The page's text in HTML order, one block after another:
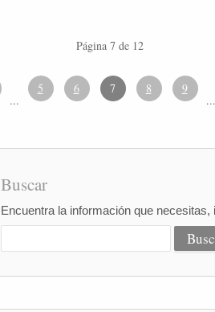
Página 7 de 12
...
5 6 7 8 9
...
Buscar
Encuentra la información que necesitas,